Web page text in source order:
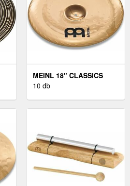
MEINL 18" CLASSICS
CUSTOM CHINA
10 db